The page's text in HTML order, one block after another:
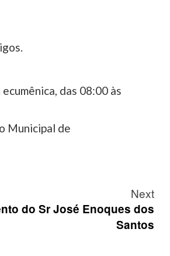
das 08:00 às
Municipal de
Next
do Sr José Enoques dos
Santos